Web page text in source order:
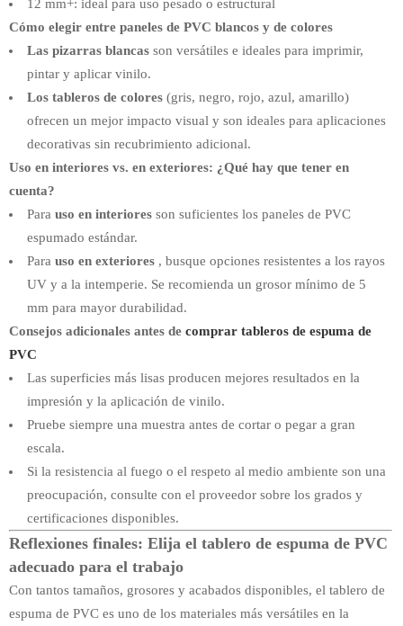
12 mm+: ideal para uso pesado o estructural
Cómo elegir entre paneles de PVC blancos y de colores
Las pizarras blancas son versátiles e ideales para imprimir,
pintar y aplicar vinilo.
Los tableros de colores (gris, negro, rojo, azul, amarillo)
ofrecen un mejor impacto visual y son ideales para aplicaciones
decorativas sin recubrimiento adicional.
Uso en interiores vs. en exteriores: ¿Qué hay que tener en
cuenta?
Para uso en interiores son suficientes los paneles de PVC
espumado estándar.
Para uso en exteriores , busque opciones resistentes a los rayos
UV y a la intemperie. Se recomienda un grosor mínimo de 5
mm para mayor durabilidad.
Consejos adicionales antes de comprar tableros de espuma de
PVC
Las superficies más lisas producen mejores resultados en la
impresión y la aplicación de vinilo.
Pruebe siempre una muestra antes de cortar o pegar a gran
escala.
Si la resistencia al fuego o el respeto al medio ambiente son una
preocupación, consulte con el proveedor sobre los grados y
certificaciones disponibles.
Reflexiones finales: Elija el tablero de espuma de PVC
adecuado para el trabajo
Con tantos tamaños, grosores y acabados disponibles, el tablero de
espuma de PVC es uno de los materiales más versátiles en la